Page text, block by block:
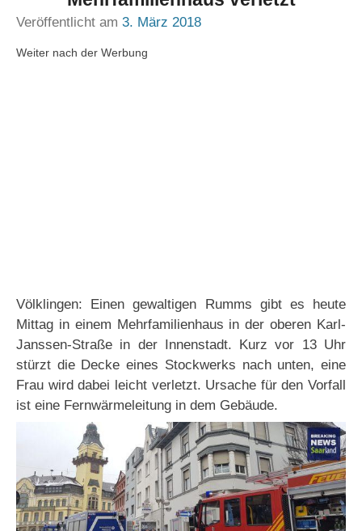
Veröffentlicht am 3. März 2018
Weiter nach der Werbung
Völklingen: Einen gewaltigen Rumms gibt es heute
Mittag in einem Mehrfamilienhaus in der oberen Karl-
Janssen-Straße in der Innenstadt. Kurz vor 13 Uhr
stürzt die Decke eines Stockwerks nach unten, eine
Frau wird dabei leicht verletzt. Ursache für den Vorfall
ist eine Fernwärmeleitung in dem Gebäude.